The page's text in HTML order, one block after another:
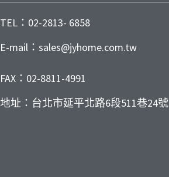
TEL：02-2813- 6858
E-mail：sales@jyhome.com.tw
FAX：02-8811-4991
地址：台北市延平北路6段511巷24號